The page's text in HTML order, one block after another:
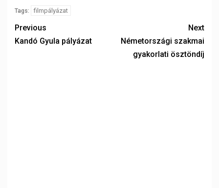
Tags: filmpályázat
Previous
Kandó Gyula pályázat
Next
Németországi szakmai
gyakorlati ösztöndíj